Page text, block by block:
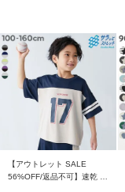
【アウトレット SALE
56%OFF/返品不可】速乾 サ